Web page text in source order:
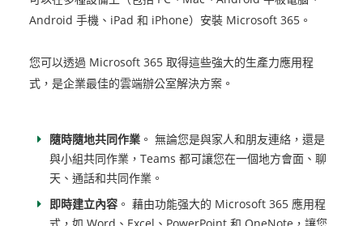
Android 手機、iPad 和 iPhone）安裝 Microsoft 365。
您可以透過 Microsoft 365 取得這些強大的生產力應用程
式，是企業最佳的雲端辦公室解決方案。
隨時隨地共同作業。 無論您是與家人和朋友連絡，還是
與小組共同作業，Teams 都可讓您在一個地方會面、聊
天、通話和共同作業。
即時建立內容。 藉由功能强大的 Microsoft 365 應用程